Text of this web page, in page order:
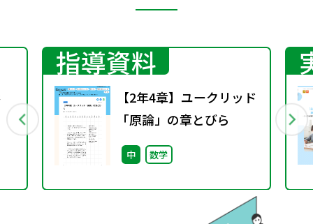
指導資料
【2年4章】ユークリッド
「原論」の章とびら
中 数学